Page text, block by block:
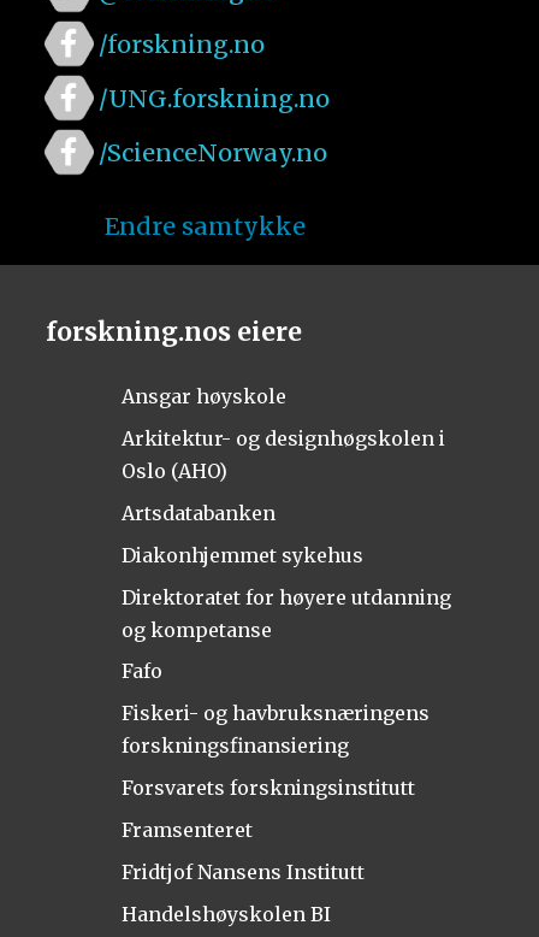
/forskning.no
/UNG.forskning.no
/ScienceNorway.no
Endre samtykke
forskning.nos eiere
Ansgar høyskole
Arkitektur- og designhøgskolen i
Oslo (AHO)
Artsdatabanken
Diakonhjemmet sykehus
Direktoratet for høyere utdanning
og kompetanse
Fafo
Fiskeri- og havbruksnæringens
forskningsfinansiering
Forsvarets forskningsinstitutt
Framsenteret
Fridtjof Nansens Institutt
Handelshøyskolen BI